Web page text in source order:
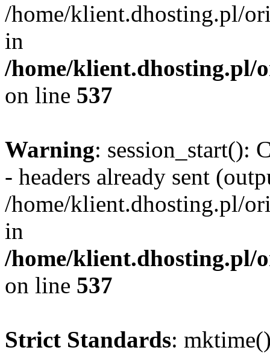
/home/klient.dhosting.pl/
in
/home/klient.dhosting.pl/
on line 537
Warning: session_start():
- headers already sent
/home/klient.dhosting.pl/
in
/home/klient.dhosting.pl/
on line 537
Strict Standards: